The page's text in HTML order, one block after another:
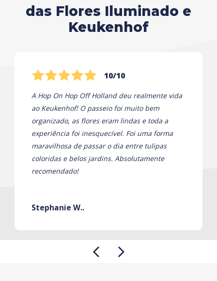
das Flores Iluminado e
Keukenhof
10/10
A Hop On Hop Off Holland deu realmente vida
ao Keukenhof! O passeio foi muito bem
organizado, as flores eram lindas e toda a
experiência foi inesquecível. Foi uma forma
maravilhosa de passar o dia entre tulipas
coloridas e belos jardins. Absolutamente
recomendado!
Stephanie W..